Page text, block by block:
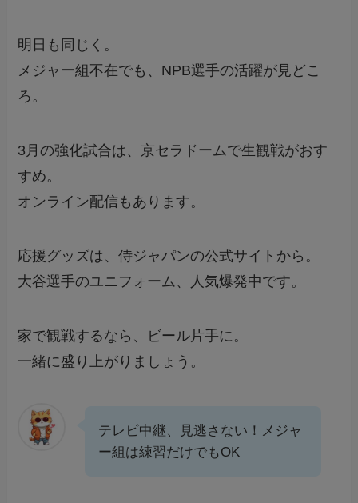
明日も同じく。
メジャー組不在でも、NPB選手の活躍が見どこ
ろ。
3月の強化試合は、京セラドームで生観戦がおす
すめ。
オンライン配信もあります。
応援グッズは、侍ジャパンの公式サイトから。
大谷選手のユニフォーム、人気爆発中です。
家で観戦するなら、ビール片手に。
一緒に盛り上がりましょう。
テレビ中継、見逃さない！メジャ
ー組は練習だけでもOK